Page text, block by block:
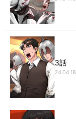
3話
24.04.18